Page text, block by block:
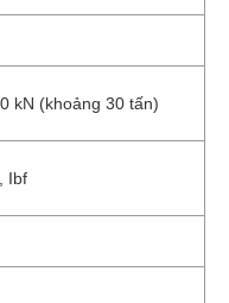
kN (khoảng 30 tấn)
Ibf